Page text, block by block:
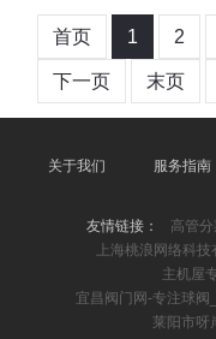
首页 1 2
下一页 末页
关于我们 服务指南
友情链接：
高管
上海桃浪网络科技
主机屋
宜昌阀门网-专注球
莱阳市呀